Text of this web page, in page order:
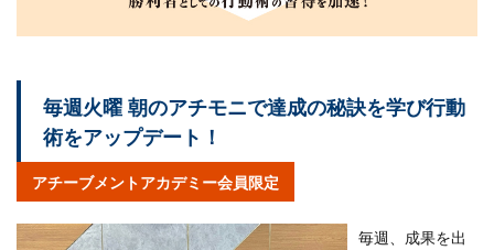
毎週火曜 朝のアチモニで達成の秘訣を学び行動
術をアップデート！
アチーブメントアカデミー会員限定
毎週、成果を出